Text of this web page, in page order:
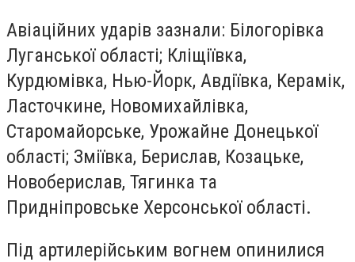
Авіаційних ударів зазнали: Білогорівка
Луганської області; Кліщіївка,
Курдюмівка, Нью-Йорк, Авдіївка, Керамік,
Ласточкине, Новомихайлівка,
Старомайорське, Урожайне Донецької
області; Зміївка, Берислав, Козацьке,
Новоберислав, Тягинка та
Придніпровське Херсонської області.
Під артилерійським вогнем опинилися